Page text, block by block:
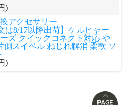
)
アクセサリー
は8/17以降出荷】ケルヒャー
ズ クイックコネクト対応 や
側スイベル ねじれ解消 柔軟 ソ
)